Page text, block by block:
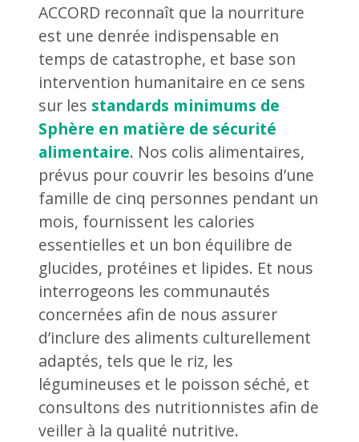
ACCORD reconnaît que la nourriture
est une denrée indispensable en
temps de catastrophe, et base son
intervention humanitaire en ce sens
sur les standards minimums de
Sphère en matière de sécurité
alimentaire. Nos colis alimentaires,
prévus pour couvrir les besoins d’une
famille de cinq personnes pendant un
mois, fournissent les calories
essentielles et un bon équilibre de
glucides, protéines et lipides. Et nous
interrogeons les communautés
concernées afin de nous assurer
d’inclure des aliments culturellement
adaptés, tels que le riz, les
légumineuses et le poisson séché, et
consultons des nutritionnistes afin de
veiller à la qualité nutritive.